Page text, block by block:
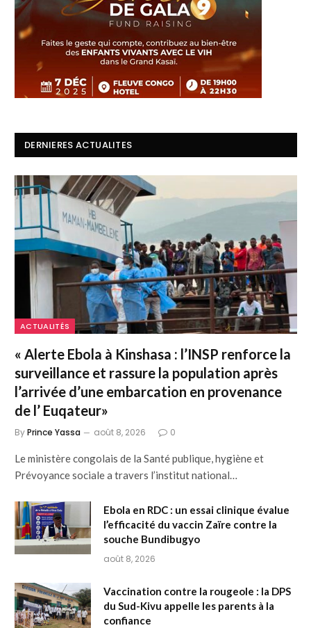
DERNIERES ACTUALITES
ACTUALITÉS
« Alerte Ebola à Kinshasa : l’INSP renforce la
surveillance et rassure la population après
l’arrivée d’une embarcation en provenance
de l’ Euqateur»
ByPrince Yassa août 8, 2026 0
Le ministère congolais de la Santé publique, hygiène et
Prévoyance sociale a travers l’institut national…
Ebola en RDC : un essai clinique évalue
l’efficacité du vaccin Zaïre contre la
souche Bundibugyo
août 8, 2026
Vaccination contre la rougeole : la DPS
du Sud-Kivu appelle les parents à la
confiance